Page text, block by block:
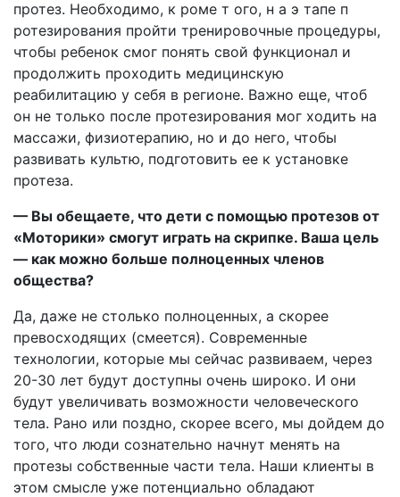
протез. Необходимо, к роме т ого, н а э тапе п
ротезирования пройти тренировочные процедуры,
чтобы ребенок смог понять свой функционал и
продолжить проходить медицинскую
реабилитацию у себя в регионе. Важно еще, чтоб
он не только после протезирования мог ходить на
массажи, физиотерапию, но и до него, чтобы
развивать культю, подготовить ее к установке
протеза.
— Вы обещаете, что дети с помощью протезов от
«Моторики» смогут играть на скрипке. Ваша цель
— как можно больше полноценных членов
общества?
Да, даже не столько полноценных, а скорее
превосходящих (смеется). Современные
технологии, которые мы сейчас развиваем, через
20-30 лет будут доступны очень широко. И они
будут увеличивать возможности человеческого
тела. Рано или поздно, скорее всего, мы дойдем до
того, что люди сознательно начнут менять на
протезы собственные части тела. Наши клиенты в
этом смысле уже потенциально обладают